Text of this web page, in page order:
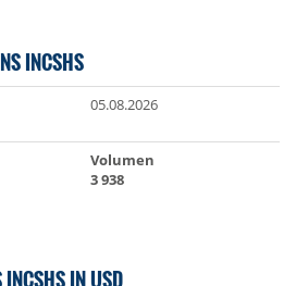
INCSHS
05.08.2026
Volumen
3 938
IN USD